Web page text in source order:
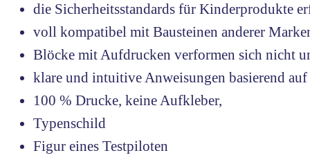
die Sicherheitsstandards für Kinderprodukte
voll kompatibel mit Bausteinen anderer
Blöcke mit Aufdrucken verformen sich nicht
klare und intuitive Anweisungen basierend
100 % Drucke, keine Aufkleber,
Typenschild
Figur eines Testpiloten